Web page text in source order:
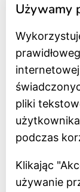
Używamy
pliki
podczas
Klikając
używanie